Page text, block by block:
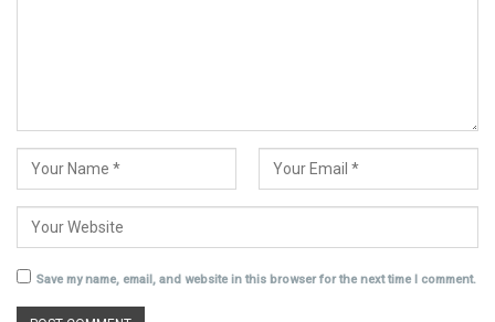
Save my name, email, and website in this browser for the next time I comment.